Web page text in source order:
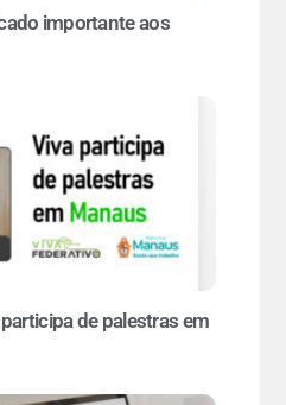
importante aos
de palestras em